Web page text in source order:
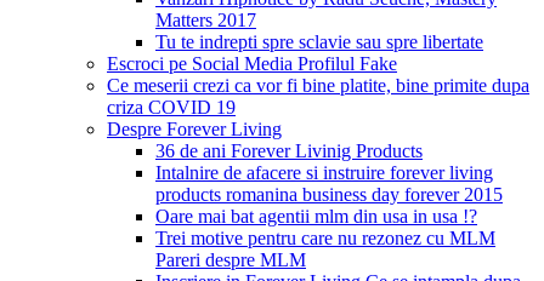
Matters 2017
Tu te indrepti spre sclavie sau spre libertate
Escroci pe Social Media Profilul Fake
Ce meserii crezi ca vor fi bine platite, bine primite dupa
criza COVID 19
Despre Forever Living
36 de ani Forever Livinig Products
Intalnire de afacere si instruire forever living
products romanina business day forever 2015
Oare mai bat agentii mlm din usa in usa !?
Trei motive pentru care nu rezonez cu MLM
Pareri despre MLM